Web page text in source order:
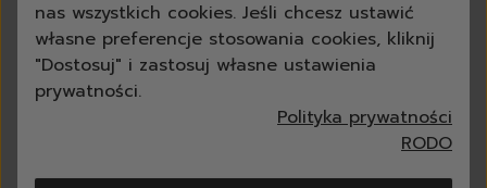
outdoor
ścierki
gąbki
akcesoria
pranie
Anna Czelewska 30-01-2025
nas wszystkich cookies. Jeśli chcesz ustawić
własne preferencje stosowania cookies, kliknij
"Dostosuj" i zastosuj własne ustawienia
prywatności.
Polityka prywatności
RODO